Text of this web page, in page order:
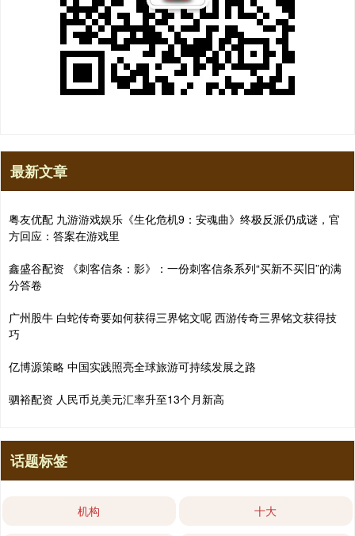
最新文章
粤友优配 九游游戏娱乐《生化危机9：安魂曲》终极反派仍成谜，官
方回应：答案在游戏里
鑫盛谷配资 《刺客信条：影》：一份刺客信条系列“买新不买旧”的满
分答卷
广州股牛 白蛇传奇要如何获得三界铭文呢 西游传奇三界铭文获得技
巧
亿博源策略 中国实践照亮全球旅游可持续发展之路
驷裕配资 人民币兑美元汇率升至13个月新高
话题标签
机构 十大